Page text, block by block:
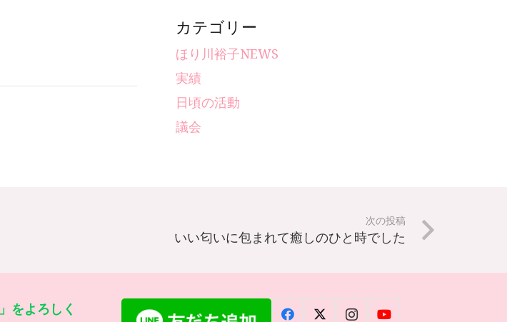
カテゴリー
ほり川裕子NEWS
実績
日頃の活動
議会
次の投稿
いい匂いに包まれて癒しのひと時でした
をよろしく